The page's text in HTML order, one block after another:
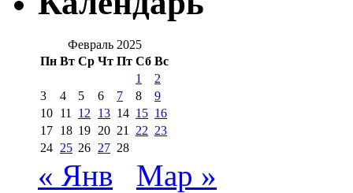
Февраль 2025
Пн Вт Ср Чт Пт Сб Вс
1
2
3
4 5 6 7 8
9
10 11 12 13 14 15 16
17 18 19 20 21 22 23
24 25 26 27 28
« Янв Мар »